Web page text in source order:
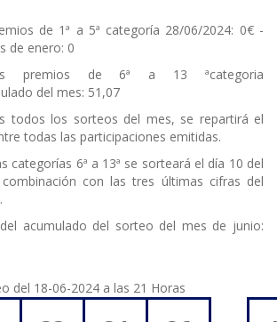
de 1ª a 5ª categoría 28/06/2024: 0€ -
de enero: 0
premios de 6ª a 13 ªcategoria
del mes: 51,07
todos los sorteos del mes, se repartirá el
todas las participaciones emitidas.
categorías 6ª a 13ª se sorteará el día 10 del
con las tres últimas cifras del
acumulado del sorteo del mes de junio:
del 18-06-2024 a las 21 Horas